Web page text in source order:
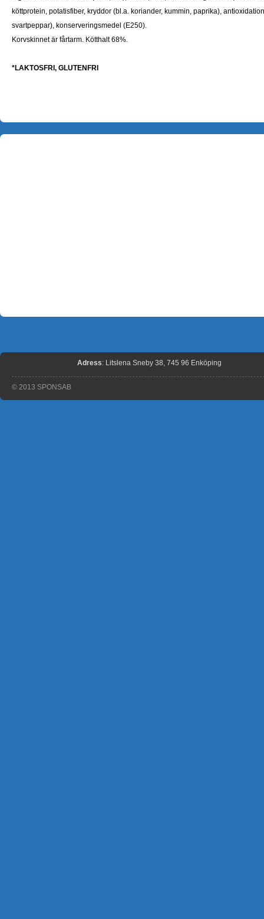
köttprotein, potatisfiber, kryddor (bl.a. koriander, kummin, paprika),
svartpeppar), konserveringsmedel (E250).
Korvskinnet är fårtarm. Kötthalt 68%.
*LAKTOSFRI, GLUTENFRI
Adress: Litslena Sneby 38, 745 96 Enköping
© 2013 SPONSAB